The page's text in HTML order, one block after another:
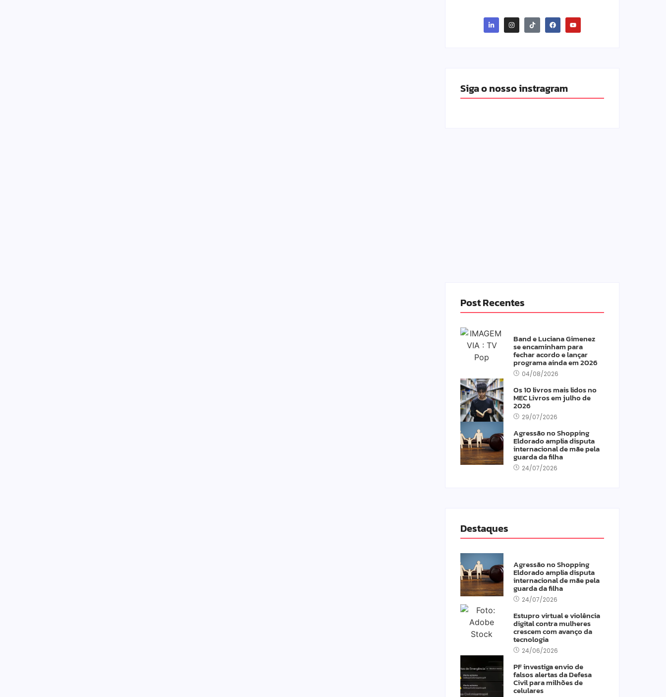
Siga o nosso instragram
Post Recentes
Band e Luciana Gimenez
se encaminham para
fechar acordo e lançar
programa ainda em 2026
04/08/2026
Os 10 livros mais lidos no
MEC Livros em julho de
2026
29/07/2026
Agressão no Shopping
Eldorado amplia disputa
internacional de mãe pela
guarda da filha
24/07/2026
Destaques
Agressão no Shopping
Eldorado amplia disputa
internacional de mãe pela
guarda da filha
24/07/2026
Estupro virtual e violência
digital contra mulheres
crescem com avanço da
tecnologia
24/06/2026
PF investiga envio de
falsos alertas da Defesa
Civil para milhões de
celulares